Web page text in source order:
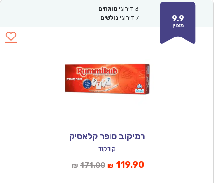
9.9
מצוין
3 דירוגי מומחים
7 דירוגי גולשים
רמיקוב סופר קלאסיק
קודקוד
₪ 171.00המחיר
₪ 119.90המחיר